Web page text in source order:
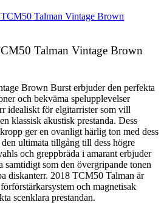
Talman Vintage Brown
Brown Burst erbjuder den perfekta
och bekväma spelupplevelser
idealiskt för elgitarrister som vill
klassisk akustisk prestanda. Dess
ger en ovanligt härlig ton med dess
ultimata tillgång till dess högre
och greppbräda i amarant erbjuder
samtidigt som den övergripande tonen
diskanterr. 2018 TCM50 Talman är
och magnetisak
scenklara prestandan.